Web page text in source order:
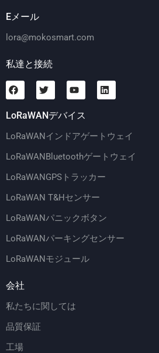
Eメール
lora@mokosmart.com
私達と接続
LoRaWANデバイス
LoRaWANインドアゲートウェイ
LoRaWANBluetoothゲートウェイ
LoRaWANGPSトラッカー
LoRaWAN T&Hセンサー
LoRaWANパニックボタン
LoRaWANパーキングセンサー
LoRaWANモジュール
会社
私たちに関しては
品質保証
工場